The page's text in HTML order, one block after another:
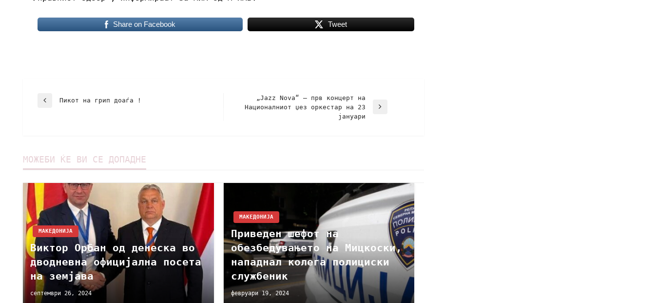
Share on Facebook Tweet
Пикот на грип доаѓа !
„Jazz Nova“ – прв концерт на
Националниот џез оркестар на 23
јануари
МОЖЕБИ ЌЕ ВИ СЕ ДОПАДНЕ
МАКЕДОНИЈА
Виктор Орбан од денеска во
дводневна официјална посета
на земјава
септември 26, 2024
МАКЕДОНИЈА
Приведен шефот на
обезбедувањето на Мицкоски,
нападнал колега полициски
службеник
февруари 19, 2024